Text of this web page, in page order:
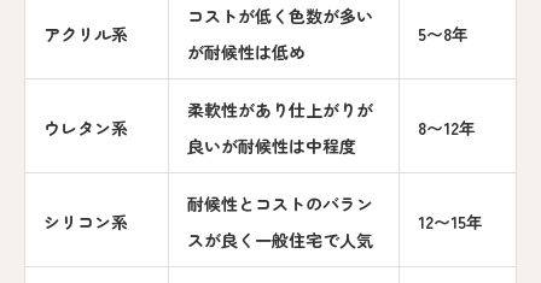
アクリル系
コストが低く色数が多い
が耐候性は低め
5〜8年
ウレタン系
柔軟性があり仕上がりが
良いが耐候性は中程度
8〜12年
シリコン系
耐候性とコストのバラン
スが良く一般住宅で人気
12〜15年